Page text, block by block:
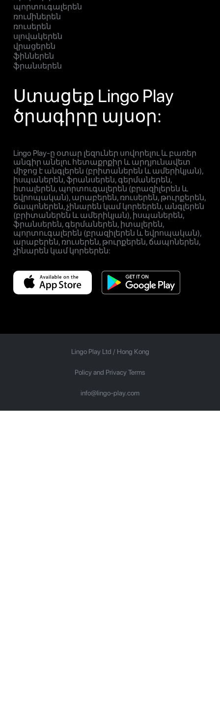
պորտուգալերեն
ռումիներեն
ռուսերեն
սլովակերեն
վրացերեն
ֆիններեն
ֆրանսերեն
Ստացեք Lingo Play
ծրագիրը այսօր:
Lingo Play-ը օտար լեզուներ սովորելու և բառեր
անգիր անելու հետաքրքիր և արդյունավետ
միջոց է անգլերեն (բրիտաներեն և ամերիկյան),
իսպաներեն, ֆրանսերեն, գերմաներեն,
իտալերեն, պորտուգալերեն (բրազիլերեն և
եվրոպական), արաբերեն, ռուսերեն, թուրքերեն,
ճապոներեն, չինարեն կամ կորեերեն, անգլերեն
(բրիտաներեն և ամերիկյան), իսպաներեն,
ֆրանսերեն, գերմաներեն, իտալերեն,
պորտուգալերեն (բրազիլերեն և եվրոպական),
արաբերեն, ռուսերեն, թուրքերեն, ճապոներեն,
չինարեն կամ կորեերեն:
Lingo Play Ltd / Hong Kong
Policy and Privacy Terms
info@lingo-play.com